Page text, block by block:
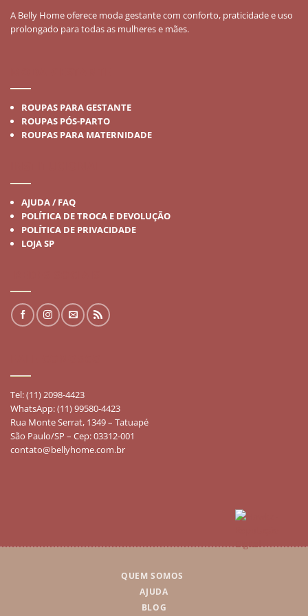
A Belly Home oferece moda gestante com conforto, praticidade e uso
prolongado para todas as mulheres e mães.
ROUPAS PARA GESTANTE
ROUPAS PÓS-PARTO
ROUPAS PARA MATERNIDADE
AJUDA / FAQ
POLÍTICA DE TROCA E DEVOLUÇÃO
POLÍTICA DE PRIVACIDADE
LOJA SP
Tel: (11) 2098-4423
WhatsApp: (11) 99580-4423
Rua Monte Serrat, 1349 – Tatuapé
São Paulo/SP – Cep: 03312-001
contato@bellyhome.com.br
QUEM SOMOS
AJUDA
BLOG